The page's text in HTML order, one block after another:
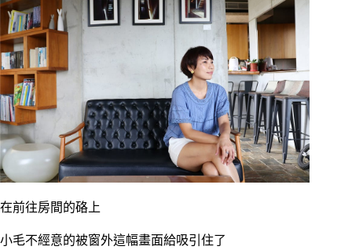
在前往房間的硌上
小毛不經意的被窗外這幅畫面給吸引住了